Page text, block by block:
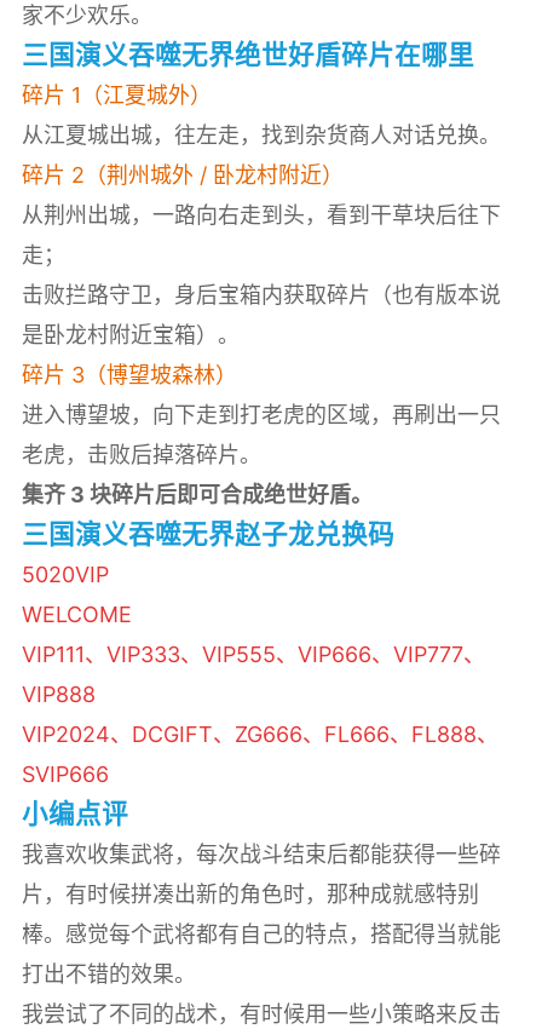
家不少欢乐。
三国演义吞噬无界绝世好盾碎片在哪里
碎片 1（江夏城外）
从江夏城出城，往左走，找到杂货商人对话兑换。
碎片 2（荆州城外 / 卧龙村附近）
从荆州出城，一路向右走到头，看到干草块后往下
走；
击败拦路守卫，身后宝箱内获取碎片（也有版本说
是卧龙村附近宝箱）。
碎片 3（博望坡森林）
进入博望坡，向下走到打老虎的区域，再刷出一只
老虎，击败后掉落碎片。
集齐 3 块碎片后即可合成绝世好盾。
三国演义吞噬无界赵子龙兑换码
5020VIP
WELCOME
VIP111、VIP333、VIP555、VIP666、VIP777、
VIP888
VIP2024、DCGIFT、ZG666、FL666、FL888、
SVIP666
小编点评
我喜欢收集武将，每次战斗结束后都能获得一些碎
片，有时候拼凑出新的角色时，那种成就感特别
棒。感觉每个武将都有自己的特点，搭配得当就能
打出不错的效果。
我尝试了不同的战术，有时候用一些小策略来反击